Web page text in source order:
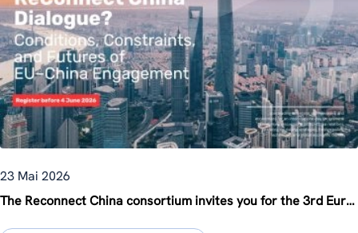
23 Mai 2026
The Reconnect China consortium invites you for the 3rd Europe-China Knowledge Forum in Brussels on 12 June!